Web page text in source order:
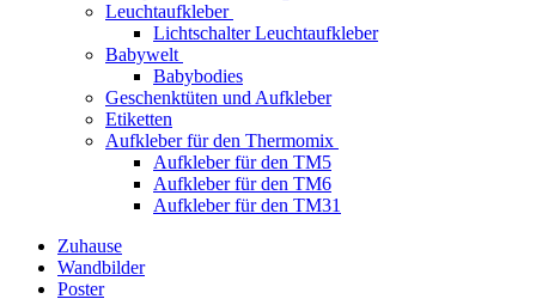
Leuchtaufkleber
Lichtschalter Leuchtaufkleber
Babywelt
Babybodies
Geschenktüten und Aufkleber
Etiketten
Aufkleber für den Thermomix
Aufkleber für den TM5
Aufkleber für den TM6
Aufkleber für den TM31
Zuhause
Wandbilder
Poster